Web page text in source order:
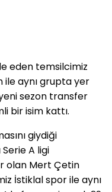
eden temsilcimiz
ile aynı grupta yer
sezon transfer
bir isim kattı.
giydiği
A ligi
olan Mert Çetin
İstiklal spor ile aynı